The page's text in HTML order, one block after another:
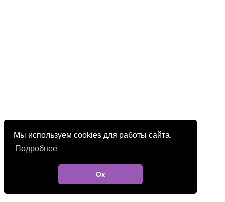
Мы используем cookies для работы сайта.
Подробнее
Ок